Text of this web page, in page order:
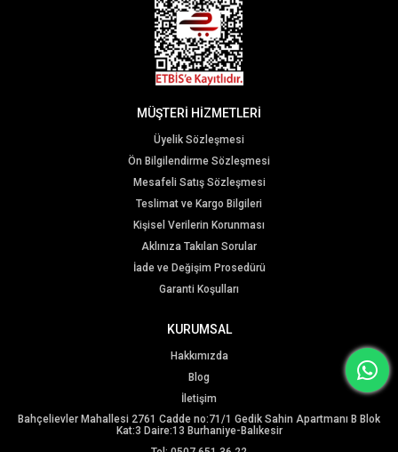
MÜŞTERİ HİZMETLERİ
Üyelik Sözleşmesi
Ön Bilgilendirme Sözleşmesi
Mesafeli Satış Sözleşmesi
Teslimat ve Kargo Bilgileri
Kişisel Verilerin Korunması
Aklınıza Takılan Sorular
İade ve Değişim Prosedürü
Garanti Koşulları
KURUMSAL
Hakkımızda
Blog
İletişim
Bahçelievler Mahallesi 2761 Cadde no:71/1 Gedik Sahin Apartmanı B Blok
Kat:3 Daire:13 Burhaniye-Balıkesir